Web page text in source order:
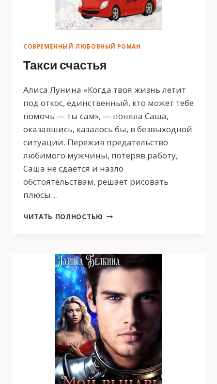
СОВРЕМЕННЫЙ ЛЮБОВНЫЙ РОМАН
Такси счастья
Алиса Лунина «Когда твоя жизнь летит
под откос, единственный, кто может тебе
помочь — ты сам», — поняла Саша,
оказавшись, казалось бы, в безвыходной
ситуации. Пережив предательство
любимого мужчины, потеряв работу,
Саша не сдается и назло
обстоятельствам, решает рисовать
плюсы…
ЧИТАТЬ ПОЛНОСТЬЮ ТАКСИ